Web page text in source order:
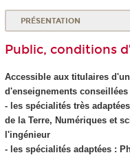
PRÉSENTATION
Public, conditions
Accessible aux titulaires
d'enseignements conseillées
- les spécialités très
de la Terre, Numériques et
l'ingénieur
- les spécialités adaptées :